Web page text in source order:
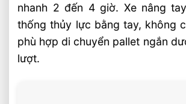
Xe Nâng Điện Đứng Lái
Lithium 48V Có Ưu Điểm Gì
nhanh 2 đến 4 giờ. Xe nâng
thống thủy lực bằng tay, không
phù hợp di chuyển pallet ngắn
lượt.